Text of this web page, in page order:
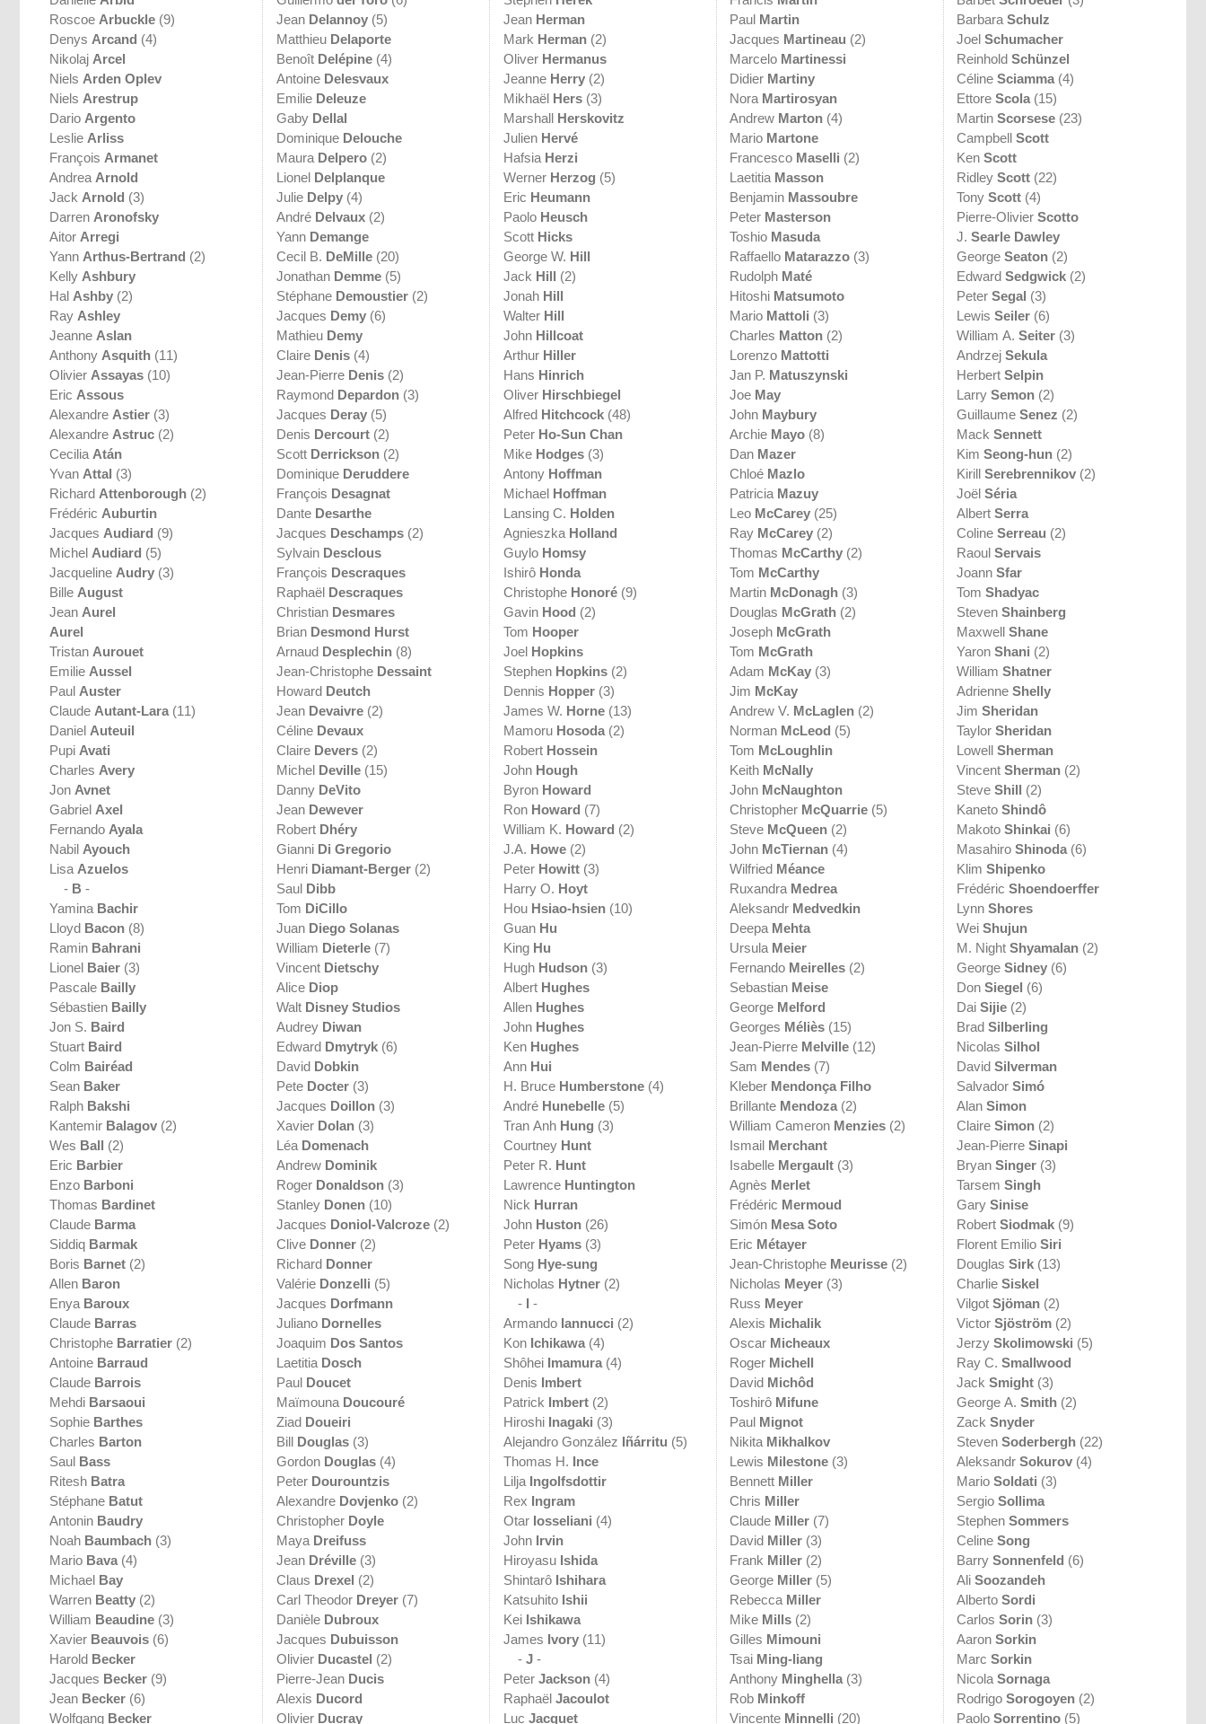
Roscoe Arbuckle (9)
Denys Arcand (4)
Nikolaj Arcel
Niels Arden Oplev
Niels Arestrup
Dario Argento
Leslie Arliss
François Armanet
Andrea Arnold
Jack Arnold (3)
Darren Aronofsky
Aitor Arregi
Yann Arthus-Bertrand (2)
Kelly Ashbury
Hal Ashby (2)
Ray Ashley
Jeanne Aslan
Anthony Asquith (11)
Olivier Assayas (10)
Eric Assous
Alexandre Astier (3)
Alexandre Astruc (2)
Cecilia Atán
Yvan Attal (3)
Richard Attenborough (2)
Frédéric Auburtin
Jacques Audiard (9)
Michel Audiard (5)
Jacqueline Audry (3)
Bille August
Jean Aurel
Aurel
Tristan Aurouet
Emilie Aussel
Paul Auster
Claude Autant-Lara (11)
Daniel Auteuil
Pupi Avati
Charles Avery
Jon Avnet
Gabriel Axel
Fernando Ayala
Nabil Ayouch
Lisa Azuelos
- B -
Yamina Bachir
Lloyd Bacon (8)
Ramin Bahrani
Lionel Baier (3)
Pascale Bailly
Sébastien Bailly
Jon S. Baird
Stuart Baird
Colm Bairéad
Sean Baker
Ralph Bakshi
Kantemir Balagov (2)
Wes Ball (2)
Eric Barbier
Enzo Barboni
Thomas Bardinet
Claude Barma
Siddiq Barmak
Boris Barnet (2)
Allen Baron
Enya Baroux
Claude Barras
Christophe Barratier (2)
Antoine Barraud
Claude Barrois
Mehdi Barsaoui
Sophie Barthes
Charles Barton
Saul Bass
Ritesh Batra
Stéphane Batut
Antonin Baudry
Noah Baumbach (3)
Mario Bava (4)
Michael Bay
Warren Beatty (2)
William Beaudine (3)
Xavier Beauvois (6)
Harold Becker
Jacques Becker (9)
Jean Becker (6)
Wolfgang Becker
Jean Delannoy(5)
Matthieu Delaporte
Benoît Delépine(4)
Antoine Delesvaux
Emilie Deleuze
Gaby Dellal
Dominique Delouche
Maura Delpero(2)
Lionel Delplanque
Julie Delpy(4)
André Delvaux(2)
Yann Demange
Cecil B. DeMille(20)
Jonathan Demme(5)
Stéphane Demoustier(2)
Jacques Demy(6)
Mathieu Demy
Claire Denis(4)
Jean-Pierre Denis(2)
Raymond Depardon(3)
Jacques Deray(5)
Denis Dercourt(2)
Scott Derrickson(2)
Dominique Deruddere
François Desagnat
Dante Desarthe
Jacques Deschamps(2)
Sylvain Desclous
François Descraques
Raphaël Descraques
Christian Desmares
Brian Desmond Hurst
Arnaud Desplechin(8)
Jean-Christophe Dessaint
Howard Deutch
Jean Devaivre(2)
Céline Devaux
Claire Devers(2)
Michel Deville(15)
Danny DeVito
Jean Dewever
Robert Dhéry
Gianni Di Gregorio
Henri Diamant-Berger(2)
Saul Dibb
Tom DiCillo
Juan Diego Solanas
William Dieterle(7)
Vincent Dietschy
Alice Diop
Walt Disney Studios
Audrey Diwan
Edward Dmytryk(6)
David Dobkin
Pete Docter(3)
Jacques Doillon(3)
Xavier Dolan(3)
Léa Domenach
Andrew Dominik
Roger Donaldson(3)
Stanley Donen(10)
Jacques Doniol-Valcroze(2)
Clive Donner(2)
Richard Donner
Valérie Donzelli (5)
Jacques Dorfmann
Juliano Dornelles
Joaquim Dos Santos
Laetitia Dosch
Paul Doucet
Maïmouna Doucouré
Ziad Doueiri
Bill Douglas(3)
Gordon Douglas(4)
Peter Dourountzis
Alexandre Dovjenko(2)
Christopher Doyle
Maya Dreifuss
Jean Dréville(3)
Claus Drexel (2)
Carl Theodor Dreyer(7)
Danièle Dubroux
Jacques Dubuisson
Olivier Ducastel (2)
Pierre-Jean Ducis
Alexis Ducord
Olivier Ducray
Jean Herman
Mark Herman(2)
Oliver Hermanus
Jeanne Herry(2)
Mikhaël Hers(3)
Marshall Herskovitz
Julien Hervé
Hafsia Herzi
Werner Herzog (5)
Eric Heumann
Paolo Heusch
Scott Hicks
George W. Hill
Jack Hill (2)
Jonah Hill
Walter Hill
John Hillcoat
Arthur Hiller
Hans Hinrich
Oliver Hirschbiegel
Alfred Hitchcock(48)
Peter Ho-Sun Chan
Mike Hodges(3)
Antony Hoffman
Michael Hoffman
Lansing C. Holden
Agnieszka Holland
Guylo Homsy
Ishirô Honda
Christophe Honoré(9)
Gavin Hood (2)
Tom Hooper
Joel Hopkins
Stephen Hopkins(2)
Dennis Hopper(3)
James W. Horne(13)
Mamoru Hosoda(2)
Robert Hossein
John Hough
Byron Howard
Ron Howard (7)
William K. Howard (2)
J.A. Howe(2)
Peter Howitt(3)
Harry O. Hoyt
Hou Hsiao-hsien(10)
Guan Hu
King Hu
Hugh Hudson(3)
Albert Hughes
Allen Hughes
John Hughes
Ken Hughes
Ann Hui
H. Bruce Humberstone(4)
André Hunebelle(5)
Tran Anh Hung (3)
Courtney Hunt
Peter R. Hunt
Lawrence Huntington
Nick Hurran
John Huston(26)
Peter Hyams(3)
Song Hye-sung
Nicholas Hytner(2)
- I-
Armando Iannucci (2)
Kon Ichikawa(4)
Shôhei Imamura(4)
Denis Imbert
Patrick Imbert(2)
Hiroshi Inagaki (3)
Alejandro González Iñárritu (5)
Thomas H. Ince
Lilja Ingolfsdottir
Rex Ingram
Otar Iosseliani (4)
John Irvin
Hiroyasu Ishida
Shintarô Ishihara
Katsuhito Ishii
Kei Ishikawa
James Ivory(11)
- J-
Peter Jackson(4)
Raphaël Jacoulot
Luc Jacquet
Paul Martin
Jacques Martineau (2)
Marcelo Martinessi
Didier Martiny
Nora Martirosyan
Andrew Marton (4)
Mario Martone
Francesco Maselli (2)
Laetitia Masson
Benjamin Massoubre
Peter Masterson
Toshio Masuda
Raffaello Matarazzo (3)
Rudolph Maté
Hitoshi Matsumoto
Mario Mattoli (3)
Charles Matton (2)
Lorenzo Mattotti
Jan P. Matuszynski
Joe May
John Maybury
Archie Mayo (8)
Dan Mazer
Chloé Mazlo
Patricia Mazuy
Leo McCarey (25)
Ray McCarey (2)
Thomas McCarthy (2)
Tom McCarthy
Martin McDonagh (3)
Douglas McGrath (2)
Joseph McGrath
Tom McGrath
Adam McKay (3)
Jim McKay
Andrew V. McLaglen (2)
Norman McLeod (5)
Tom McLoughlin
Keith McNally
John McNaughton
Christopher McQuarrie (5)
Steve McQueen (2)
John McTiernan (4)
Wilfried Méance
Ruxandra Medrea
Aleksandr Medvedkin
Deepa Mehta
Ursula Meier
Fernando Meirelles (2)
Sebastian Meise
George Melford
Georges Méliès (15)
Jean-Pierre Melville (12)
Sam Mendes (7)
Kleber Mendonça Filho
Brillante Mendoza (2)
William Cameron Menzies (2)
Ismail Merchant
Isabelle Mergault (3)
Agnès Merlet
Frédéric Mermoud
Simón Mesa Soto
Eric Métayer
Jean-Christophe Meurisse (2)
Nicholas Meyer (3)
Russ Meyer
Alexis Michalik
Oscar Micheaux
Roger Michell
David Michôd
Toshirô Mifune
Paul Mignot
Nikita Mikhalkov
Lewis Milestone (3)
Bennett Miller
Chris Miller
Claude Miller (7)
David Miller (3)
Frank Miller (2)
George Miller (5)
Rebecca Miller
Mike Mills (2)
Gilles Mimouni
Tsai Ming-liang
Anthony Minghella (3)
Rob Minkoff
Vincente Minnelli (20)
BarbaraSchulz
JoelSchumacher
ReinholdSchünzel
CélineSciamma (4)
EttoreScola (15)
MartinScorsese (23)
CampbellScott
KenScott
RidleyScott (22)
TonyScott (4)
Pierre-OlivierScotto
J.Searle Dawley
GeorgeSeaton (2)
EdwardSedgwick (2)
PeterSegal (3)
LewisSeiler (6)
William A.Seiter (3)
AndrzejSekula
HerbertSelpin
LarrySemon (2)
GuillaumeSenez (2)
MackSennett
KimSeong-hun (2)
KirillSerebrennikov (2)
JoëlSéria
AlbertSerra
ColineSerreau (2)
RaoulServais
JoannSfar
TomShadyac
StevenShainberg
MaxwellShane
YaronShani (2)
WilliamShatner
AdrienneShelly
JimSheridan
TaylorSheridan
LowellSherman
VincentSherman (2)
SteveShill (2)
KanetoShindô
MakotoShinkai (6)
MasahiroShinoda (6)
KlimShipenko
FrédéricShoendoerffer
LynnShores
WeiShujun
M. NightShyamalan (2)
GeorgeSidney (6)
DonSiegel (6)
DaiSijie (2)
BradSilberling
NicolasSilhol
DavidSilverman
SalvadorSimó
AlanSimon
ClaireSimon (2)
Jean-PierreSinapi
BryanSinger (3)
TarsemSingh
GarySinise
RobertSiodmak (9)
Florent EmilioSiri
DouglasSirk (13)
CharlieSiskel
VilgotSjöman (2)
VictorSjöström (2)
JerzySkolimowski (5)
Ray C.Smallwood
JackSmight (3)
George A.Smith (2)
ZackSnyder
StevenSoderbergh (22)
AleksandrSokurov (4)
MarioSoldati (3)
SergioSollima
StephenSommers
CelineSong
BarrySonnenfeld (6)
AliSoozandeh
AlbertoSordi
CarlosSorin (3)
AaronSorkin
MarcSorkin
NicolaSornaga
RodrigoSorogoyen (2)
PaoloSorrentino (5)